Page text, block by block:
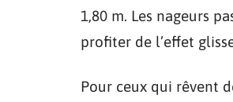
1,80 m. Les nageurs
profiter de l’effet
Pour ceux qui rêvent